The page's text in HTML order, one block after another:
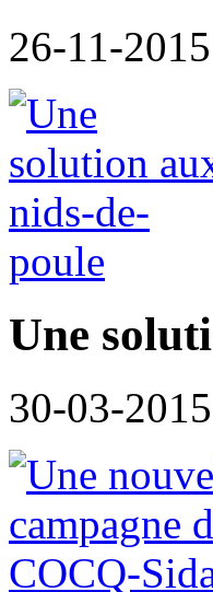
26-11-2015
Une
30-03-2015